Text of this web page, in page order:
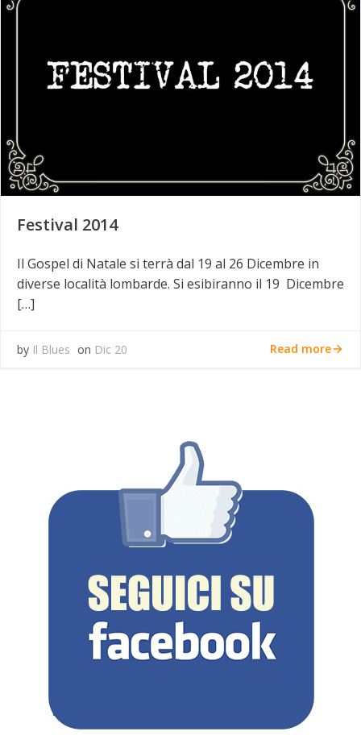
Festival 2014
Il Gospel di Natale si terrà dal 19 al 26 Dicembre in
diverse località lombarde. Si esibiranno il 19 Dicembre
[…]
by Il Blues on Dic 20 Read more